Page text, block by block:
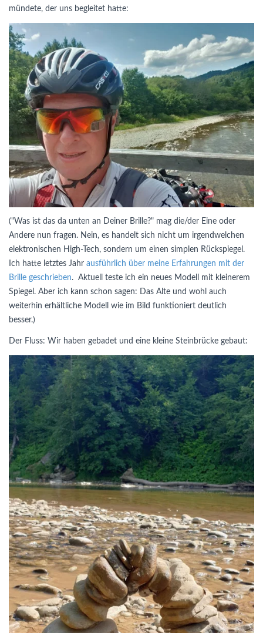
mündete, der uns begleitet hatte:
("Was ist das da unten an Deiner Brille?" mag die/der Eine oder
Andere nun fragen. Nein, es handelt sich nicht um irgendwelchen
elektronischen High-Tech, sondern um einen simplen Rückspiegel.
Ich hatte letztes Jahr ausführlich über meine Erfahrungen mit der
Brille geschrieben. Aktuell teste ich ein neues Modell mit kleinerem
Spiegel. Aber ich kann schon sagen: Das Alte und wohl auch
weiterhin erhältliche Modell wie im Bild funktioniert deutlich
besser.)
Der Fluss: Wir haben gebadet und eine kleine Steinbrücke gebaut: